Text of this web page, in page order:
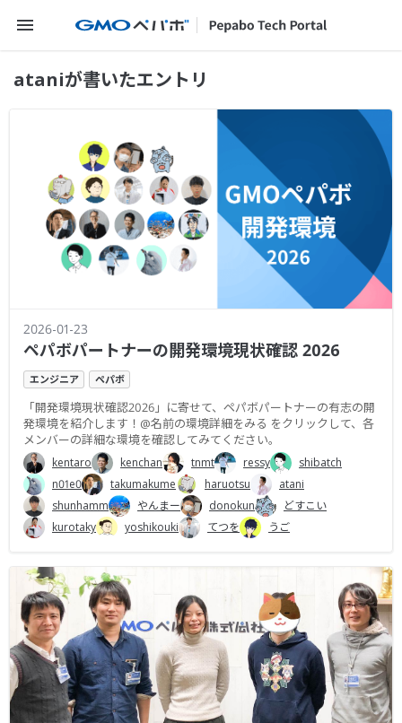
メニューを開く
ataniが書いたエントリ
2026-01-23
ペパボパートナーの開発環境現状確認 2026
エンジニア ペパボ
「開発環境現状確認2026」に寄せて、ペパボパートナーの有志の開
発環境を紹介します！@名前の環境詳細をみる をクリックして、各
メンバーの詳細な環境を確認してみてください。
kentaro kenchan tnmt ressy
shibatch
n01e0
takumakume haruotsu
atani
shunhamm
やんまー donokun
どすこい
kurotaky
yoshikouki てつを うご